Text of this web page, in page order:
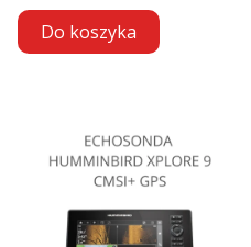
Do koszyka